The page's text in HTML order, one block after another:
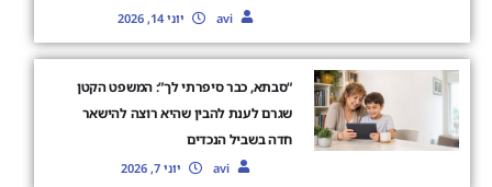
avi יוני 14, 2026
“סבתא, כבר סיפרתי לך”: המשפט הקטן
שגרם לענת להבין שהיא רוצה להישאר
חדה בשביל הנכדים
avi יוני 7, 2026